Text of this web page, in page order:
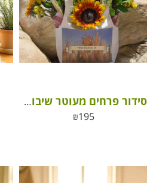
סידור פרחים מעוטר שיבולים לשבועות
₪195